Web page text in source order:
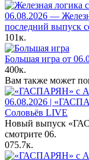
06.08.2026 —
последний выпуск
101к.
Большая игра от
400к.
Вам также может
06.08.2026 |
Соловьёв LIVE
Новый выпуск
смотрите 06.
075.7к.